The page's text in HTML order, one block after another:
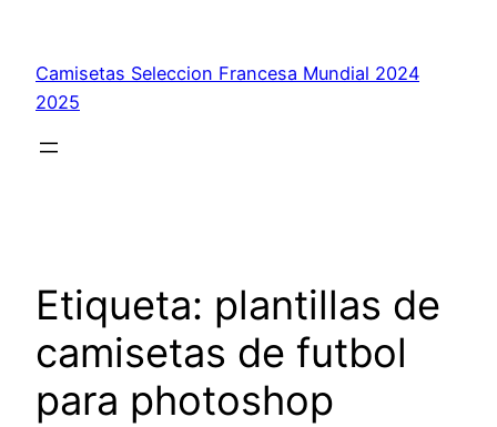
contenido
Camisetas Seleccion Francesa Mundial 2024
2025
Etiqueta: plantillas de
camisetas de futbol
para photoshop